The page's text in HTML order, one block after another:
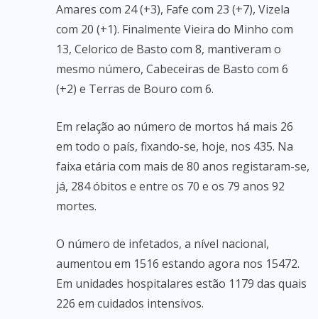
Amares com 24 (+3), Fafe com 23 (+7), Vizela
com 20 (+1). Finalmente Vieira do Minho com
13, Celorico de Basto com 8, mantiveram o
mesmo número, Cabeceiras de Basto com 6
(+2) e Terras de Bouro com 6.
Em relação ao número de mortos há mais 26
em todo o país, fixando-se, hoje, nos 435. Na
faixa etária com mais de 80 anos registaram-se,
já, 284 óbitos e entre os 70 e os 79 anos 92
mortes.
O número de infetados, a nível nacional,
aumentou em 1516 estando agora nos 15472.
Em unidades hospitalares estão 1179 das quais
226 em cuidados intensivos.